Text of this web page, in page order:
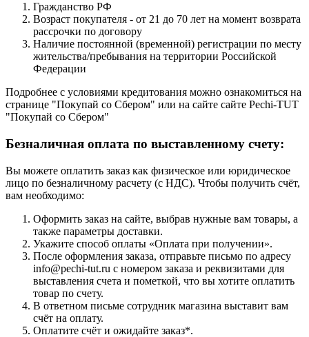
Гражданство РФ
Возраст покупателя - от 21 до 70 лет на момент возврата
рассрочки по договору
Наличие постоянной (временной) регистрации по месту
жительства/пребывания на территории Российской
Федерации
Подробнее с условиями кредитования можно ознакомиться на
странице "Покупай со Сбером" или на сайте сайте Pechi-TUT
"Покупай со Сбером"
Безналичная оплата по выставленному счету:
Вы можете оплатить заказ как физическое или юридическое
лицо по безналичному расчету (с НДС). Чтобы получить счёт,
вам необходимо:
Оформить заказ на сайте, выбрав нужные вам товары, а
также параметры доставки.
Укажите способ оплаты «Оплата при получении».
После оформления заказа, отправьте письмо по адресу
info@pechi-tut.ru с номером заказа и реквизитами для
выставления счета и пометкой, что вы хотите оплатить
товар по счету.
В ответном письме сотрудник магазина выставит вам
счёт на оплату.
Оплатите счёт и ожидайте заказ*.